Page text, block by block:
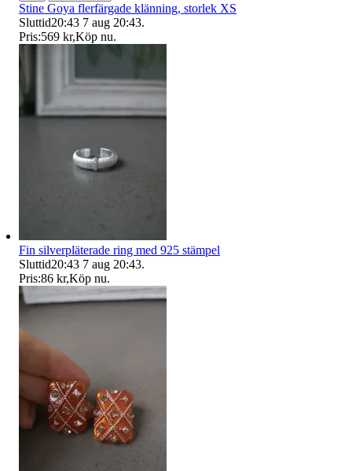
Stine Goya flerfärgade klänning, storlek XS
Sluttid20:43 7 aug 20:43.
Pris:569 kr,Köp nu.
Fin silverpläterade ring med 925 stämpel
Sluttid20:43 7 aug 20:43.
Pris:86 kr,Köp nu.